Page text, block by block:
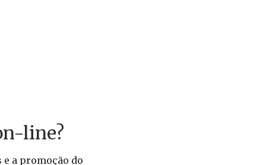
line?
a promoção do